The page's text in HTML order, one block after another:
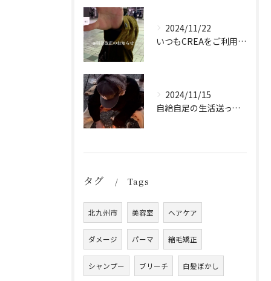
2024/11/22
いつもCREAをご利用頂き誠に有難う御座います！
2024/11/15
自給自足の生活送ってます
タグ Tags
北九州市 美容室 ヘアケア
ダメージ パーマ 縮毛矯正
シャンプー ブリーチ 白髪ぼかし